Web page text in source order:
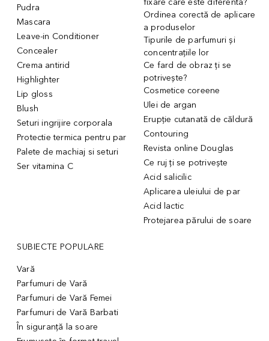
Pudra
Mascara
Leave-in Conditioner
Concealer
Crema antirid
Highlighter
Lip gloss
Blush
Seturi ingrijire corporala
Protectie termica pentru par
Palete de machiaj si seturi
Ser vitamina C
fixare care este diferenta?
Ordinea corectă de aplicare
a produselor
Tipurile de parfumuri și
concentrațiile lor
Ce fard de obraz ți se
potrivește?
Cosmetice coreene
Ulei de argan
Erupție cutanată de căldură
Contouring
Revista online Douglas
Ce ruj ți se potrivește
Acid salicilic
Aplicarea uleiului de par
Acid lactic
Protejarea părului de soare
SUBIECTE POPULARE
Vară
Parfumuri de Vară
Parfumuri de Vară Femei
Parfumuri de Vară Barbati
În siguranță la soare